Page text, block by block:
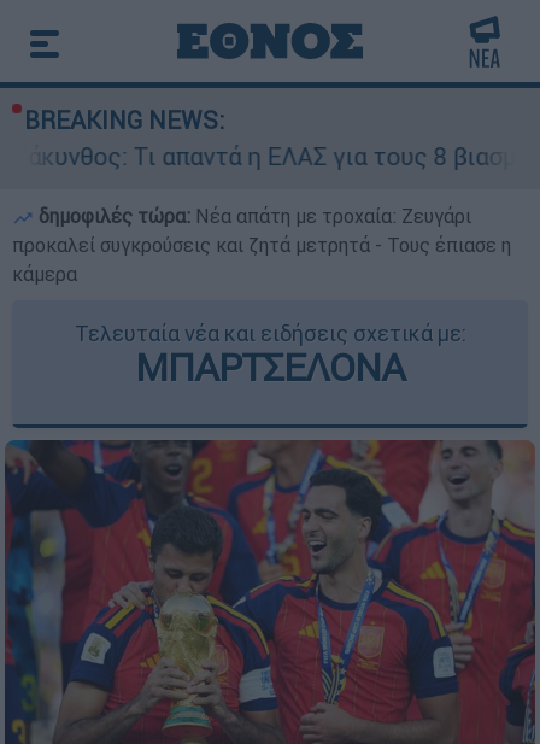
BREAKING NEWS:
η ΕΛΑΣ για τους 8 βιασμούς
δημοφιλές τώρα: Νέα απάτη με τροχαία: Ζευγάρι
προκαλεί συγκρούσεις και ζητά μετρητά - Τους έπιασε η
κάμερα
Τελευταία νέα και ειδήσεις σχετικά με:
ΜΠΑΡΤΣΕΛΟΝΑ